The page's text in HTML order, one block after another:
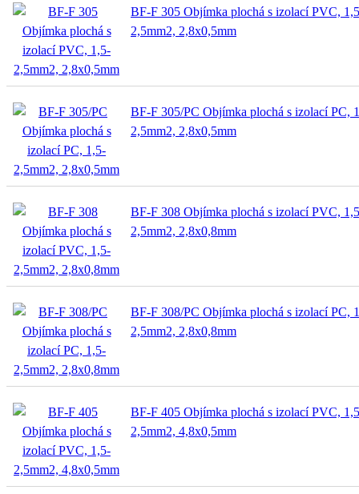
BF-F 305 Objímka plochá s izolací PVC,
2,5mm2, 2,8x0,5mm
BF-F 305/PC Objímka plochá s izolací PC,
2,5mm2, 2,8x0,5mm
BF-F 308 Objímka plochá s izolací PVC,
2,5mm2, 2,8x0,8mm
BF-F 308/PC Objímka plochá s izolací PC,
2,5mm2, 2,8x0,8mm
BF-F 405 Objímka plochá s izolací PVC,
2,5mm2, 4,8x0,5mm